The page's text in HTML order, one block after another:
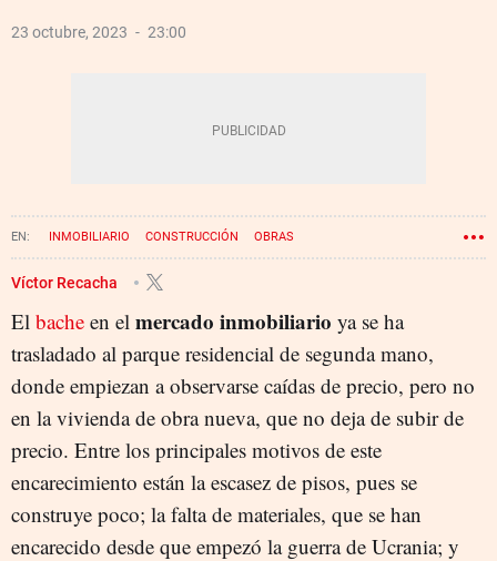
23 octubre, 2023 23:00
INMOBILIARIO CONSTRUCCIÓN OBRAS
Víctor Recacha
El bache en el mercado inmobiliario ya se ha
trasladado al parque residencial de segunda mano,
donde empiezan a observarse caídas de precio, pero no
en la vivienda de obra nueva, que no deja de subir de
precio. Entre los principales motivos de este
encarecimiento están la escasez de pisos, pues se
construye poco; la falta de materiales, que se han
encarecido desde que empezó la guerra de Ucrania; y